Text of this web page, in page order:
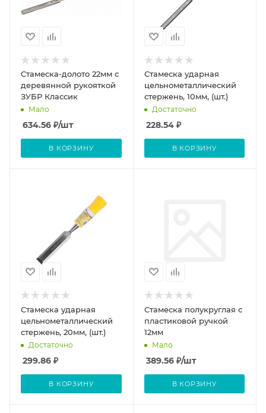
Стамеска-долото 22мм с
деревянной рукояткой
ЗУБР Классик
Мало
634.56 ₽/шт
В КОРЗИНУ
Стамеска ударная
цельнометаллический
стержень, 10мм, (шт.)
Достаточно
228.54₽
В КОРЗИНУ
Стамеска ударная
цельнометаллический
стержень, 20мм, (шт.)
Достаточно
299.86 ₽
В КОРЗИНУ
Стамеска полукруглая с
пластиковой ручкой
12мм
Мало
389.56₽/шт
В КОРЗИНУ